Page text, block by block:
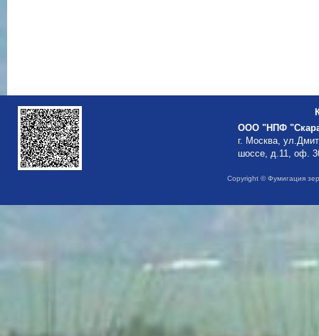
ООО "НПФ
г. Москва,
шоссе, д.11, оф.
Copyright © Фумигация